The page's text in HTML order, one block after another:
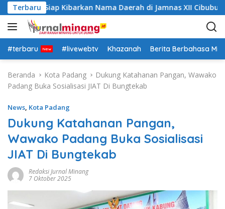
a
g
u
Terbaru
Datar Siap Kibarkan Nama Daerah di Jamnas XII Cibubur
#terbaru #livewebtv Khazanah Berita Berbahasa
Beranda Kota Padang
Dukung Katahanan Pangan, Wawako
Padang Buka Sosialisasi JIAT Di Bungtekab
News, Kota Padang
Dukung Katahanan Pangan,
Wawako Padang Buka Sosialisasi
JIAT Di Bungtekab
Redaksi Jurnal Minang
7 Oktober 2025